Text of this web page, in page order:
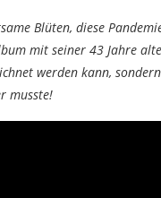
Blüten, diese
mit seiner 43 Jahre
werden kann,
musste!